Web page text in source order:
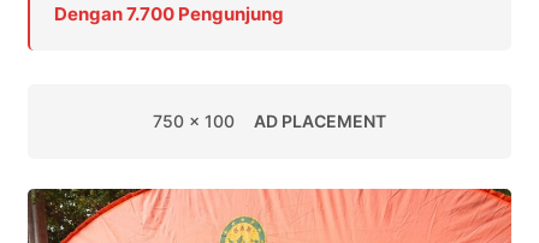
Dengan 7.700 Pengunjung
750 x 100 AD PLACEMENT